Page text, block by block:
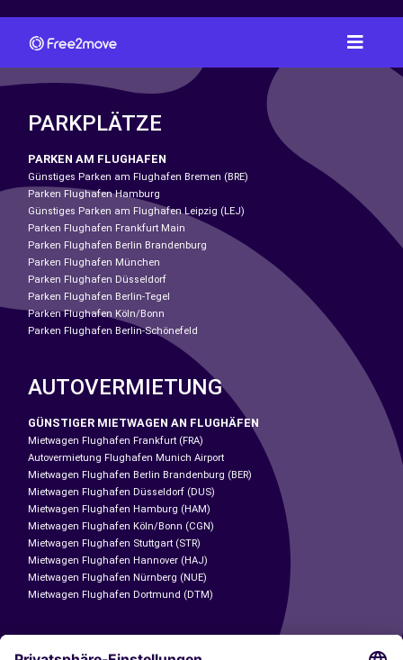
PARKPLÄTZE
PARKEN AM FLUGHAFEN
Günstiges Parken am Flughafen Bremen (BRE)
Parken Flughafen Hamburg
Günstiges Parken am Flughafen Leipzig (LEJ)
Parken Flughafen Frankfurt Main
Parken Flughafen Berlin Brandenburg
Parken Flughafen München
Parken Flughafen Düsseldorf
Parken Flughafen Berlin-Tegel
Parken Flughafen Köln/Bonn
Parken Flughafen Berlin-Schönefeld
AUTOVERMIETUNG
GÜNSTIGER MIETWAGEN AN FLUGHÄFEN
Mietwagen Flughafen Frankfurt (FRA)
Autovermietung Flughafen Munich Airport
Mietwagen Flughafen Berlin Brandenburg (BER)
Mietwagen Flughafen Düsseldorf (DUS)
Mietwagen Flughafen Hamburg (HAM)
Mietwagen Flughafen Köln/Bonn (CGN)
Mietwagen Flughafen Stuttgart (STR)
Mietwagen Flughafen Hannover (HAJ)
Mietwagen Flughafen Nürnberg (NUE)
Mietwagen Flughafen Dortmund (DTM)
CARSHARING